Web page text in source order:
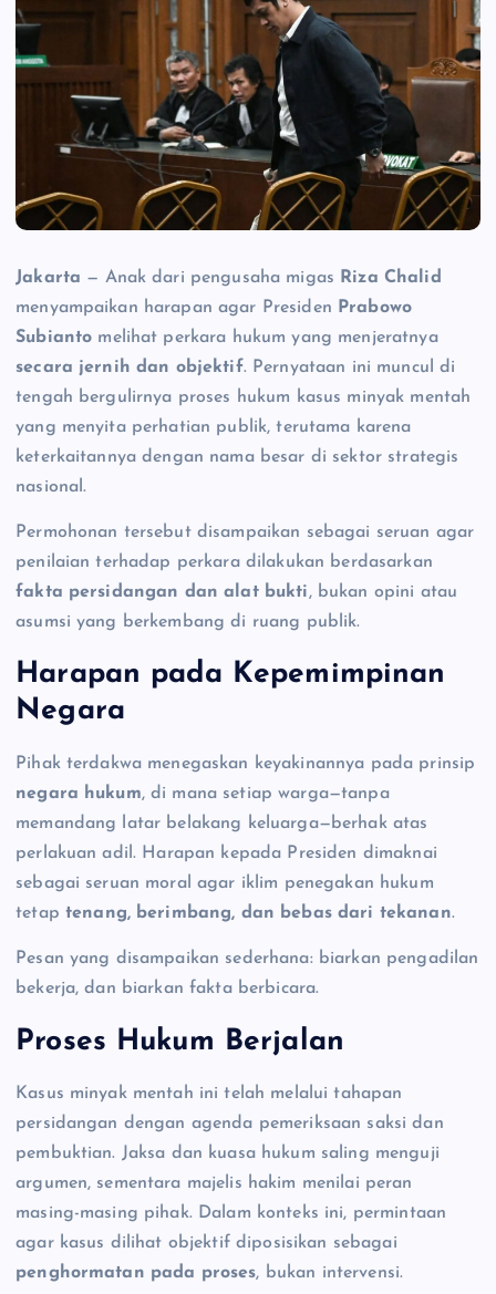
Jakarta — Anak dari pengusaha migas
Riza Chalid
menyampaikan harapan agar Presiden
Prabowo
Subianto melihat perkara hukum yang menjeratnya
secara jernih dan objektif. Pernyataan ini muncul di
tengah bergulirnya proses hukum kasus minyak mentah
yang menyita perhatian publik, terutama karena
keterkaitannya dengan nama besar di sektor strategis
nasional.
Permohonan tersebut disampaikan sebagai seruan agar
penilaian terhadap perkara dilakukan berdasarkan
fakta persidangan dan alat bukti, bukan opini atau
asumsi yang berkembang di ruang publik.
Harapan pada Kepemimpinan
Negara
Pihak terdakwa menegaskan keyakinannya pada prinsip
negara hukum, di mana setiap warga—tanpa
memandang latar belakang keluarga—berhak atas
perlakuan adil. Harapan kepada Presiden dimaknai
sebagai seruan moral agar iklim penegakan hukum
tetap tenang, berimbang, dan bebas dari tekanan.
Pesan yang disampaikan sederhana: biarkan pengadilan
bekerja, dan biarkan fakta berbicara.
Proses Hukum Berjalan
Kasus minyak mentah ini telah melalui tahapan
persidangan dengan agenda pemeriksaan saksi dan
pembuktian. Jaksa dan kuasa hukum saling menguji
argumen, sementara majelis hakim menilai peran
masing-masing pihak. Dalam konteks ini, permintaan
agar kasus dilihat objektif diposisikan sebagai
penghormatan pada proses, bukan intervensi.